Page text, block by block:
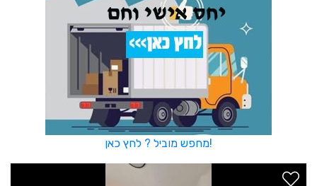
מחפש מוביל ? לחץ כאן!